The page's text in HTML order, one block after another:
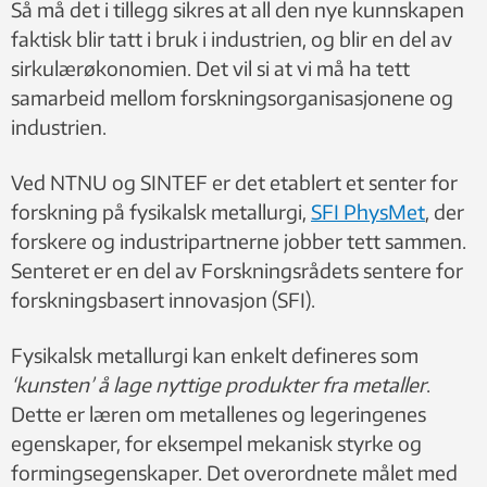
Så må det i tillegg sikres at all den nye kunnskapen
faktisk blir tatt i bruk i industrien, og blir en del av
sirkulærøkonomien. Det vil si at vi må ha tett
samarbeid mellom forskningsorganisasjonene og
industrien.
Ved NTNU og SINTEF er det etablert et senter for
forskning på fysikalsk metallurgi, SFI PhysMet, der
forskere og industripartnerne jobber tett sammen.
Senteret er en del av Forskningsrådets sentere for
forskningsbasert innovasjon (SFI).
Fysikalsk metallurgi kan enkelt defineres som
‘kunsten’ å lage nyttige produkter fra metaller.
Dette er læren om metallenes og legeringenes
egenskaper, for eksempel mekanisk styrke og
formingsegenskaper. Det overordnete målet med